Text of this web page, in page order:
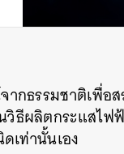
กธรรมชาติเพื่อ
ธีผลิตกระแสไฟ
เท่านั้นเอง